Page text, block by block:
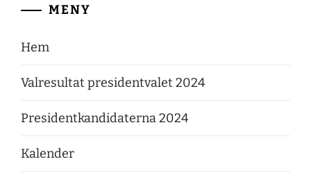
MENY
Hem
Valresultat presidentvalet 2024
Presidentkandidaterna 2024
Kalender